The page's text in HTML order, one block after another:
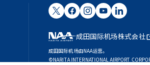
成田国际机场株式会社
成田国际机场由NAA运营。
©NARITA INTERNATIONAL AIRPORT